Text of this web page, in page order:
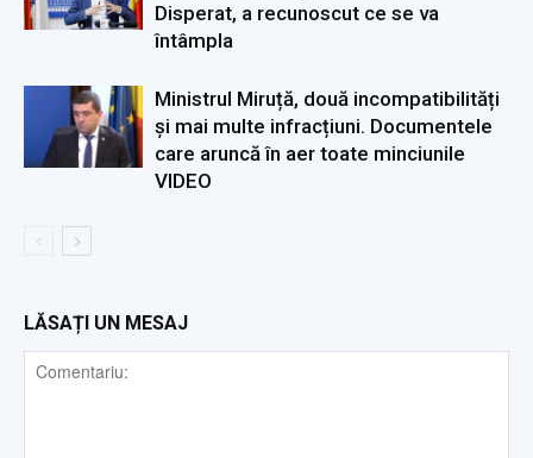
Disperat, a recunoscut ce se va
întâmpla
Ministrul Miruță, două incompatibilități
și mai multe infracțiuni. Documentele
care aruncă în aer toate minciunile
VIDEO
LĂSAȚI UN MESAJ